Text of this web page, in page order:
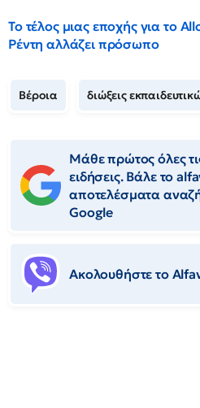
Το τέλος μιας εποχής για το
Ρέντη αλλάζει πρόσωπο
Βέροια διώξεις
Μάθε πρώτος όλες
ειδήσεις. Βάλε το
αποτελέσματα
Google
Ακολουθήστε το